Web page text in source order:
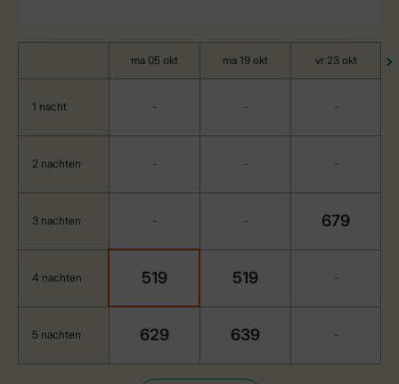
ma 05 okt ma 19 okt vr 23 okt
1 nacht - - -
2 nachten - - -
3 nachten - - 679
4 nachten 519 519 -
5 nachten 629 639 -